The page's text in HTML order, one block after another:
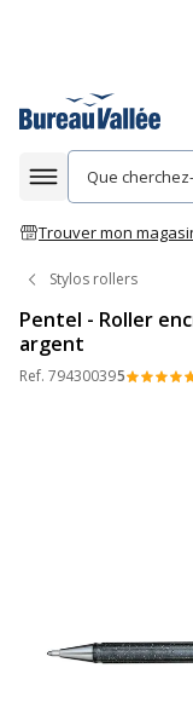
Afficher la
Trouver mon
Stylos rollers
Pentel - Roller
argent
Ref. 794300395